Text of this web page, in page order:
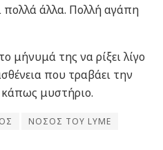
πολλά άλλα. Πολλή αγάπη
μήνυμά της να ρίξει λίγο
που τραβάει την
μυστήριο.
ΝΟΣΟΣ ΤΟΥ LYME